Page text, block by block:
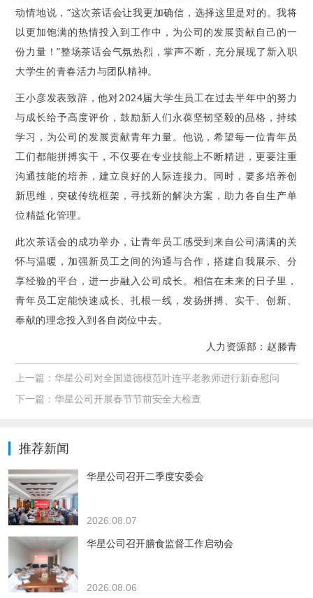
动情地说，“这次茶话会让我更加确信，选择这里是对的。我将
以更加饱满的热情投入到工作中，为公司的发展贡献自己的一
份力量！”整场茶话会气氛热烈，掌声不断，充分展现了新入职
大学生的青春活力与团队精神。
王小彦发表致辞，他对2024届大学生员工在过去半年中的努力
与成长给予高度评价，鼓励新人们永葆坚韧坚毅的品格，持续
学习，为公司的发展贡献青年力量。他说，希望每一位青年员
工们都能拼搏实干，不仅要在专业技能上不断精进，更要注重
沟通技能的培养，建立良好的人际连接力。同时，要多培养创
新思维，突破传统框架，寻找新的解决方案，助力各自生产单
位精益化管理。
此次茶话会的成功举办，让青年员工感受到来自公司满满的关
怀与温暖，加强新员工之间的沟通与合作，搭建自我展示、分
享经验的平台，进一步融入公司成长。相信在未来的日子里，
青年员工定能快速成长、扎根一线，发扬拼搏、实干、创新、
奉献的理念投入到各自岗位中去。
人力资源部：赵滕青
上一篇：华星公司对全国道德模范叶连平老教师进行新春慰问
下一篇：华星公司开展春节节前安全大检查
推荐新闻
华星公司召开二季度安委会
2026.08.07
华星公司召开膳食监督工作启动会
2026.08.06